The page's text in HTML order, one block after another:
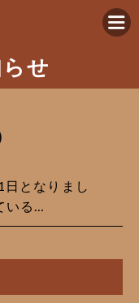
せ
となりまし
いる…